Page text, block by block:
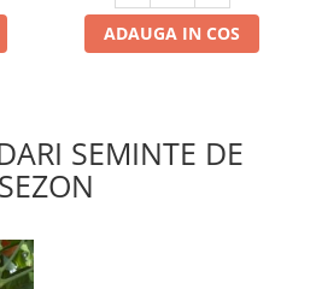
ADAUGA IN COS
SEMINTE DE
SEZON